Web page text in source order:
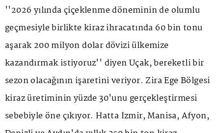
''2026 yılında çiçeklenme döneminin de olumlu
geçmesiyle birlikte kiraz ihracatında 60 bin tonu
aşarak 200 milyon dolar dövizi ülkemize
kazandırmak istiyoruz'' diyen Uçak, bereketli bir
sezon olacağının işaretini veriyor. Zira Ege Bölgesi
kiraz üretiminin yüzde 30'unu gerçekleştirmesi
sebebiyle öne çıkıyor. Hatta İzmir, Manisa, Afyon,